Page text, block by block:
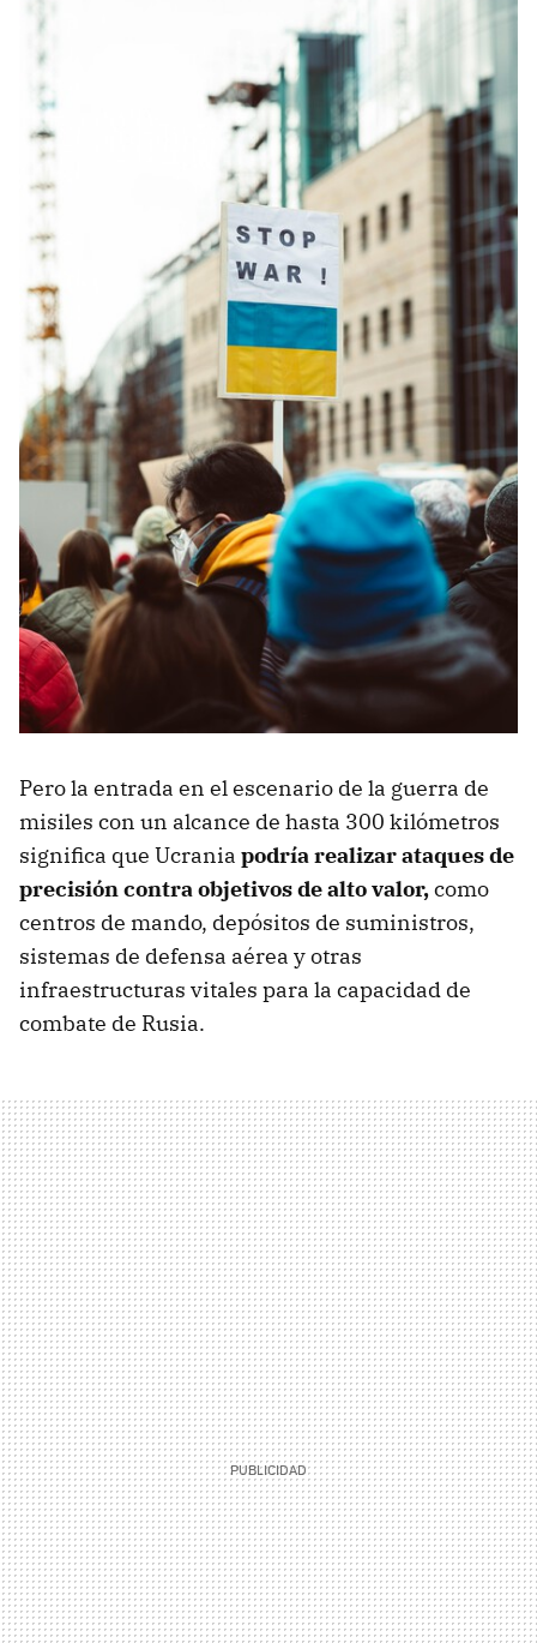
Pero la entrada en el escenario de la guerra de
misiles con un alcance de hasta 300 kilómetros
significa que Ucrania podría realizar ataques de
precisión contra objetivos de alto valor,como
centros de mando, depósitos de suministros,
sistemas de defensa aérea y otras
infraestructuras vitales para la capacidad de
combate de Rusia.